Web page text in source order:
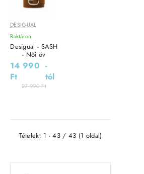
Leárazás
Outlet Ár
DESIGUAL
Raktáron
Desigual - SASH
- Női öv
14 990
Ft
-
tól
27 990 Ft
Tételek: 1 - 43 / 43 (1 oldal)